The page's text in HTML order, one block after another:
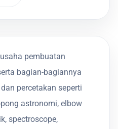
pembuatan
bagian-bagiannya
percetakan seperti
astronomi, elbow
spectroscope,